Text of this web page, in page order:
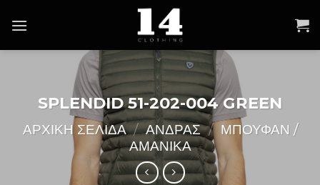
SPLENDID 51-202-004 GREEN
ΑΡΧΙΚΉ ΣΕΛΊΔΑ / ΑΝΔΡΑΣ / ΜΠΟΥΦΑΝ /
ΑΜΑΝΙΚΑ